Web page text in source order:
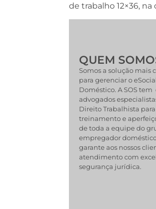
de trabalho 12×36, na
QUEM
Somos a solução mais
para gerenciar o
Doméstico. A SOS tem
advogados
Direito Trabalhista para
treinamento e
de toda a equipe do
empregador
garante aos nossos
atendimento com
segurança jurídica.